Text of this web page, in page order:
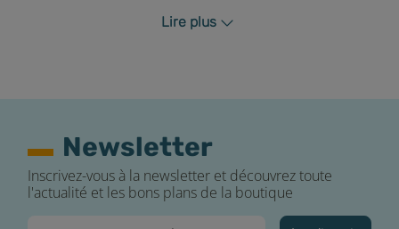
cigarette (accroche en gorge moyenne)
flacon avant que le produit ne perde certaines de ses
qualités gustatives et de respecter ces quelques règles
essentielles :
Conserver votre e-liquide à l’abri de la lumière et
Lire plus
Newsletter
Inscrivez-vous à la newsletter et découvrez toute
l'actualité et les bons plans de la boutique